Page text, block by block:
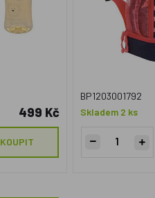
499 Kč
KOUPIT
BP1203001792
Skladem 2 ks